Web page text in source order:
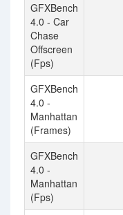
GFXBench
4.0 - Car
Chase
Offscreen
(Fps)
GFXBench
4.0 -
Manhattan
(Frames)
GFXBench
4.0 -
Manhattan
(Fps)